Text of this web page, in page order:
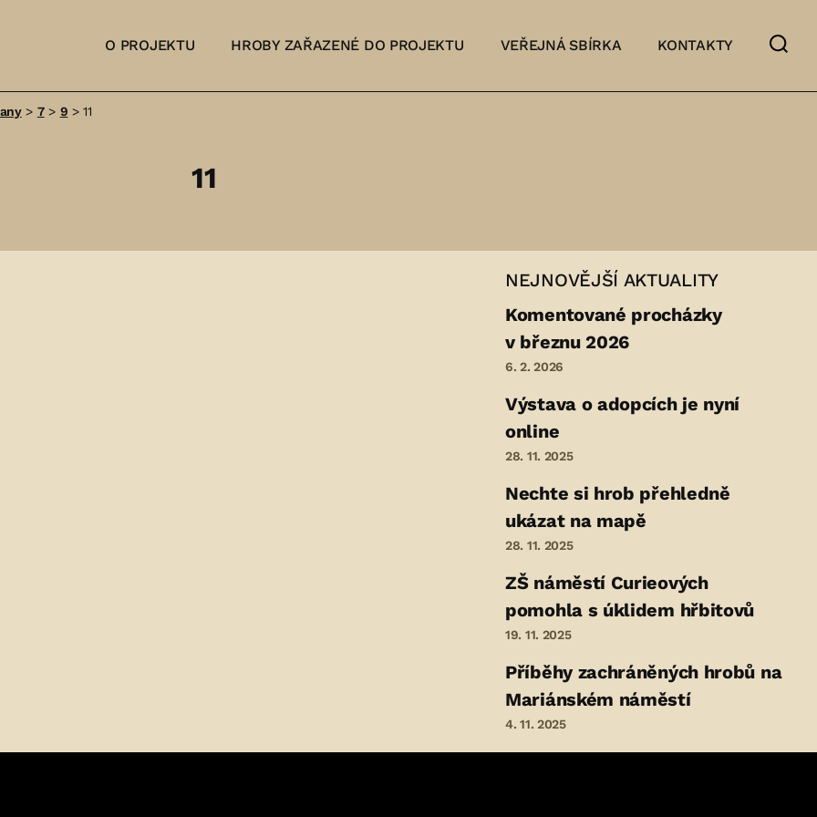
O PROJEKTU HROBY ZAŘAZENÉ DO PROJEKTU VEŘEJNÁ SBÍRKA KONTAKTY
> 7> 9 >11
11
NEJNOVĚJŠÍ AKTUALITY
Komentované procházky
v březnu 2026
6. 2. 2026
Výstava o adopcích je nyní
online
28. 11. 2025
Nechte si hrob přehledně
ukázat na mapě
28. 11. 2025
ZŠ náměstí Curieových
pomohla s úklidem hřbitovů
19. 11. 2025
Příběhy zachráněných hrobů na
Mariánském náměstí
4. 11. 2025